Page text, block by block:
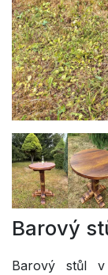
Barový
Barový stůl